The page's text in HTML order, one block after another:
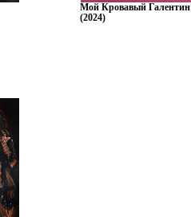
Мой Кровавый Галентин
(2024)